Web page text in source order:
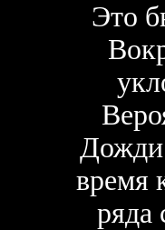
Это
Дожди
время
ряда